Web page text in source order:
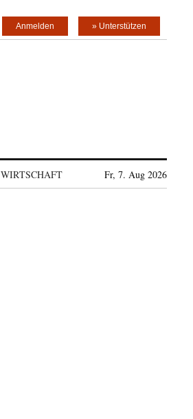
» Unterstützen
Anmelden
WIRTSCHAFT Fr, 7. Aug 2026